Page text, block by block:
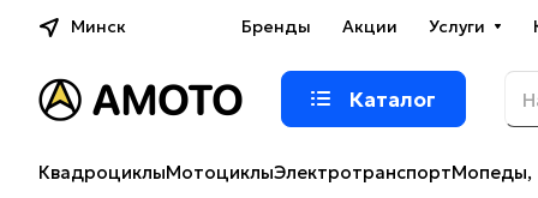
Минск Бренды Акции Услуги
Каталог
КвадроциклыМотоциклыЭлектротранспортМопеды,